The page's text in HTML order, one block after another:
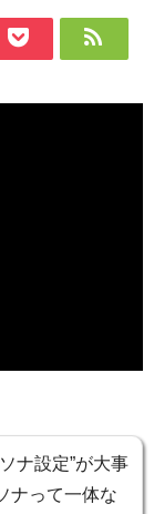
ナ設定”が大事
ナって一体な